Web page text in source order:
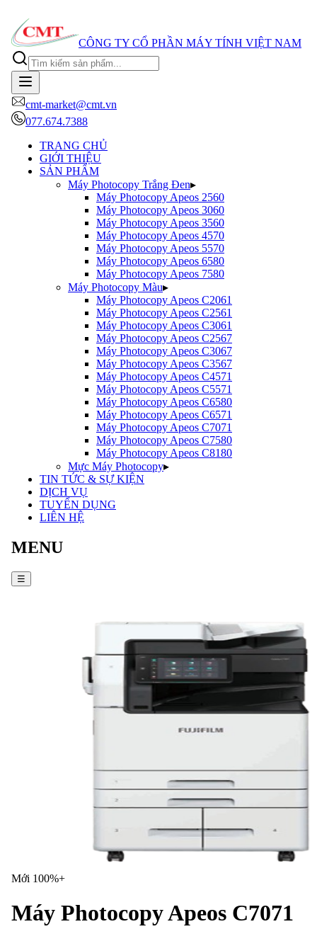
CÔNG TY CỔ PHẦN MÁY TÍNH VIỆT NAM
cmt-market@cmt.vn
077.674.7388
TRANG CHỦ
GIỚI THIỆU
SẢN PHẨM
Máy Photocopy Trắng Đen▸
Máy Photocopy Apeos 2560
Máy Photocopy Apeos 3060
Máy Photocopy Apeos 3560
Máy Photocopy Apeos 4570
Máy Photocopy Apeos 5570
Máy Photocopy Apeos 6580
Máy Photocopy Apeos 7580
Máy Photocopy Màu▸
Máy Photocopy Apeos C2061
Máy Photocopy Apeos C2561
Máy Photocopy Apeos C3061
Máy Photocopy Apeos C2567
Máy Photocopy Apeos C3067
Máy Photocopy Apeos C3567
Máy Photocopy Apeos C4571
Máy Photocopy Apeos C5571
Máy Photocopy Apeos C6580
Máy Photocopy Apeos C6571
Máy Photocopy Apeos C7071
Máy Photocopy Apeos C7580
Máy Photocopy Apeos C8180
Mực Máy Photocopy▸
TIN TỨC & SỰ KIỆN
DỊCH VỤ
TUYỂN DỤNG
LIÊN HỆ
MENU
☰
Mới 100%+
Máy Photocopy Apeos C7071